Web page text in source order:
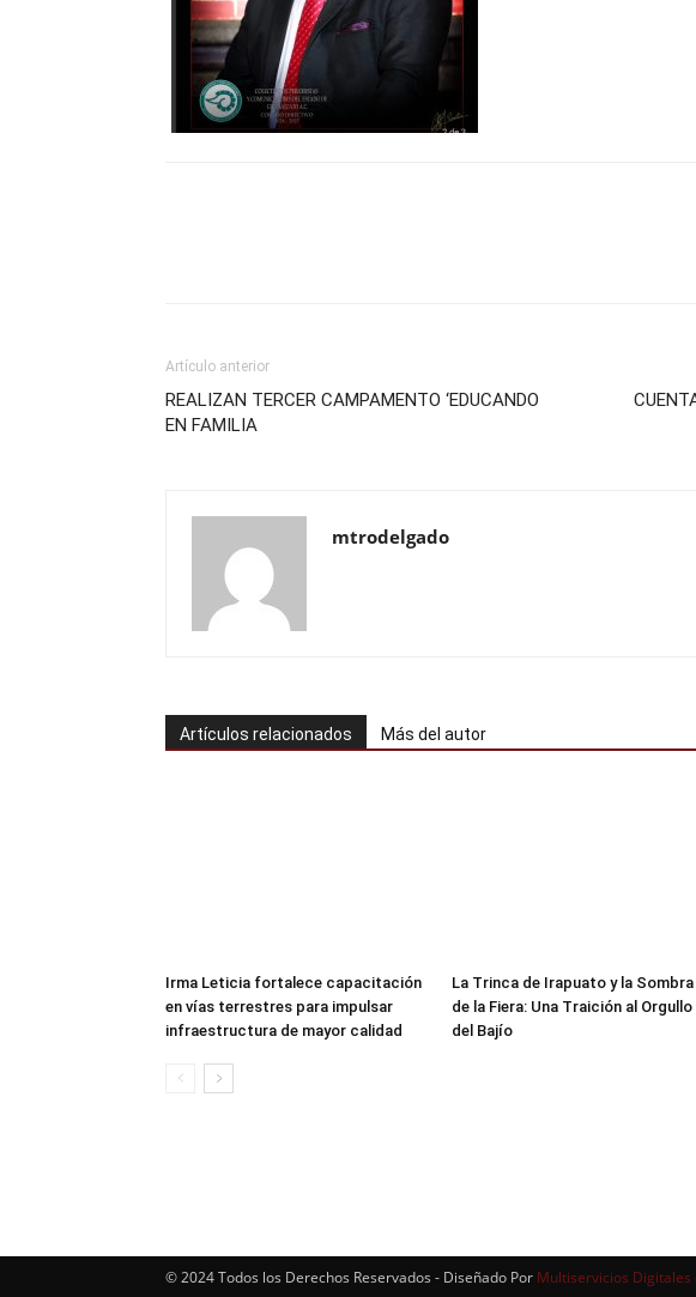
Artículo anterior
REALIZAN TERCER CAMPAMENTO ‘EDUCANDO
EN FAMILIA
mtrodelgado
Artículos relacionados Más del autor
Irma Leticia fortalece capacitación
en vías terrestres para impulsar
infraestructura de mayor calidad
​La Trinca de Irapuato y la Sombra
de la Fiera: Una Traición al Orgullo
del Bajío
© 2024 Todos los Derechos Reservados - Diseñado Por Multiservicios Digitales